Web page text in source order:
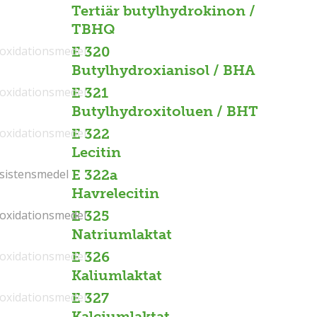
Tertiär butylhydrokinon /
TBHQ
E 320
Butylhydroxianisol / BHA
E 321
Butylhydroxitoluen / BHT
E 322
Lecitin
E 322a
Havrelecitin
E 325
Natriumlaktat
E 326
Kaliumlaktat
E 327